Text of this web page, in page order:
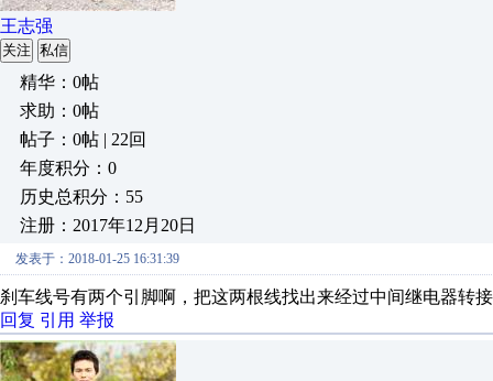
王志强
关注 私信
精华：0帖
求助：0帖
帖子：0帖 | 22回
年度积分：0
历史总积分：55
注册：2017年12月20日
发表于：2018-01-25 16:31:39
刹车线号有两个引脚啊，把这两根线找出来经过中间继电器转
回复 引用 举报